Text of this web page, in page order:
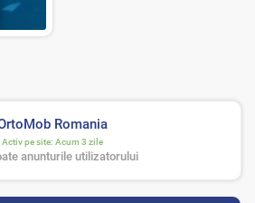
Romania
Activ pe site: Acum 3 zile
anunturile utilizatorului